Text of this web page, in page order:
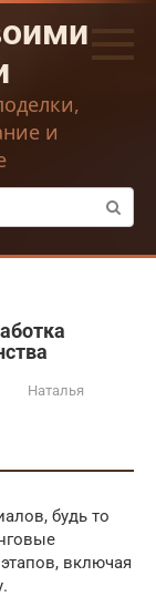
и
Наталья
будь то
включая